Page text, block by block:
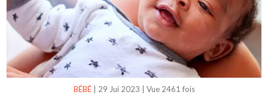
BÉBÉ| 29 Jui 2023 Vue 2461 fois